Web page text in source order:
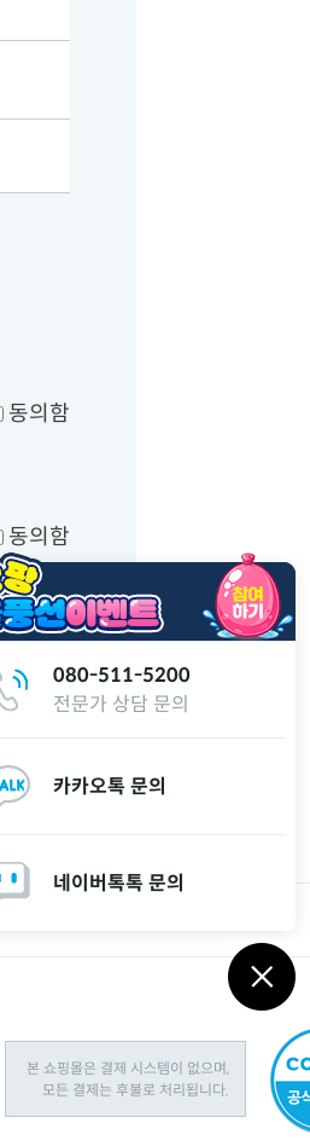
동의함
동의함
본 쇼핑몰은 결제 시스템이 없으며,
모든 결제는 후불로 처리됩니다.
080-511-5200
전문가 상담 문의
카카오톡 문의
네이버톡톡 문의